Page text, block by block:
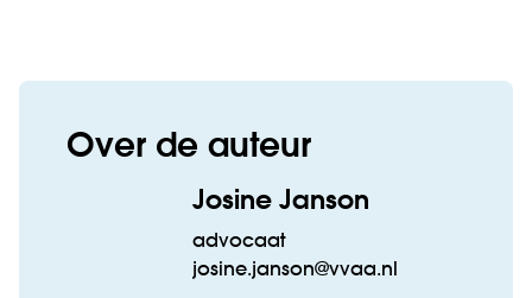
Over de auteur
Josine Janson
advocaat
josine.janson@vvaa.nl